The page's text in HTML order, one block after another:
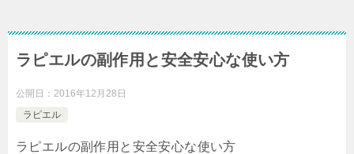
ラピエルの副作用と安全安心な使い方
公開日： 2016年12月28日
ラピエル
ラピエルの副作用と安全安心な使い方